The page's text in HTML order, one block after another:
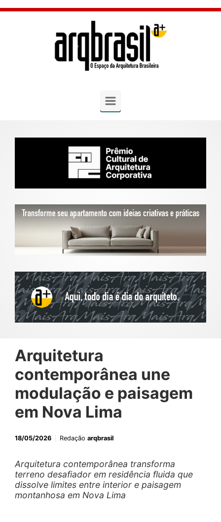
Skip to main content
Arquitetura
contemporânea une
modulação e paisagem
em Nova Lima
18/05/2026 Redação arqbrasil
Arquitetura contemporânea transforma
terreno desafiador em residência fluida que
dissolve limites entre interior e paisagem
montanhosa em Nova Lima